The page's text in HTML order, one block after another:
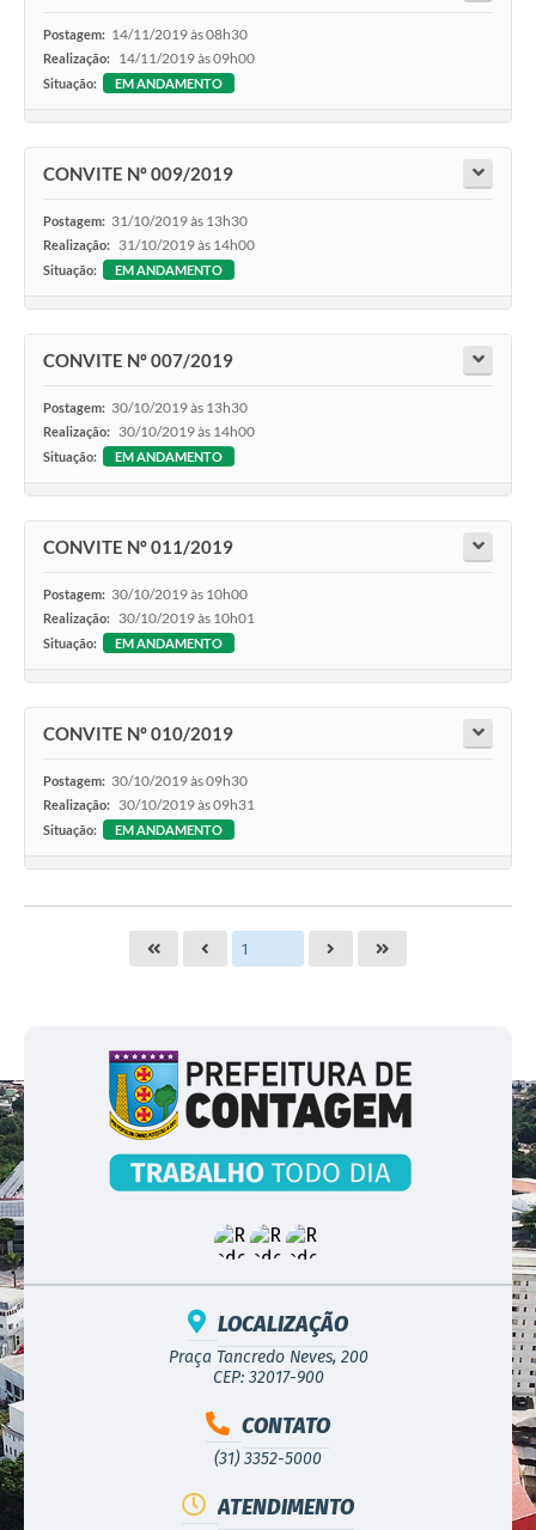
Postagem: 14/11/2019 às 08h30
Realização: 14/11/2019 às 09h00
Situação: EM ANDAMENTO
CONVITE Nº 009/2019
Postagem: 31/10/2019 às 13h30
Realização: 31/10/2019 às 14h00
Situação: EM ANDAMENTO
CONVITE Nº 007/2019
Postagem: 30/10/2019 às 13h30
Realização: 30/10/2019 às 14h00
Situação: EM ANDAMENTO
CONVITE Nº 011/2019
Postagem: 30/10/2019 às 10h00
Realização: 30/10/2019 às 10h01
Situação: EM ANDAMENTO
CONVITE Nº 010/2019
Postagem: 30/10/2019 às 09h30
Realização: 30/10/2019 às 09h31
Situação: EM ANDAMENTO
LOCALIZAÇÃO
Praça Tancredo Neves, 200
CEP: 32017-900
CONTATO
(31) 3352-5000
ATENDIMENTO